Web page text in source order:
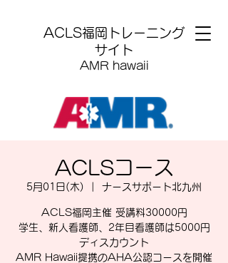
​ACLS福岡トレーニング
サイト
AMR hawaii
ACLSコース
5月01日(木) ナースサポート北九州
ACLS福岡主催 受講料30000円
学生、新人看護師、2年目看護師は5000円
ディスカウント
AMR Hawaii提携のAHA公認コースを開催